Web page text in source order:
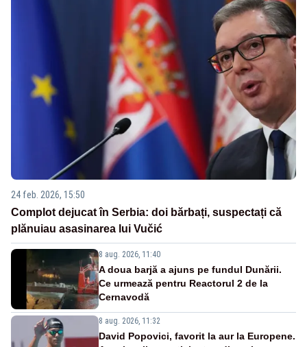
24 feb. 2026, 15:50
Complot dejucat în Serbia: doi bărbați, suspectați că
plănuiau asasinarea lui Vučić
8 aug. 2026, 11:40
A doua barjă a ajuns pe fundul Dunării.
Ce urmează pentru Reactorul 2 de la
Cernavodă
8 aug. 2026, 11:32
David Popovici, favorit la aur la Europene.